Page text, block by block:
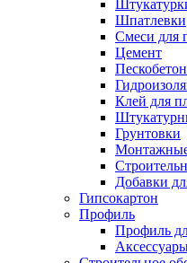
Шпатлевки
Смеси для
Цемент
Пескобетон
Клей для
Грунтовки
Добавки
Гипсокартон
Профиль
Профиль